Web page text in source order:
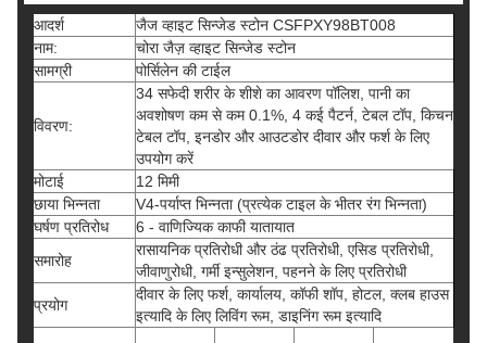
आदर्श
जैज व्हाइट सिन्जेड स्टोन CSFPXY98BT008
नाम:
चोरा जैज़ व्हाइट सिन्जेड स्टोन
सामग्री
पोर्सिलेन की टाईल
विवरण:
34 सफेदी शरीर के शीशे का आवरण पॉलिश, पानी का
अवशोषण कम से कम 0.1%, 4 कई पैटर्न, टेबल टॉप, किचन
टेबल टॉप, इनडोर और आउटडोर दीवार और फर्श के लिए
उपयोग करें
मोटाई
12 मिमी
छाया भिन्नता
V4-पर्याप्त भिन्नता (प्रत्येक टाइल के भीतर रंग भिन्नता)
घर्षण प्रतिरोध
6 - वाणिज्यिक काफी यातायात
समारोह
रासायनिक प्रतिरोधी और ठंढ प्रतिरोधी, एसिड प्रतिरोधी,
जीवाणुरोधी, गर्मी इन्सुलेशन, पहनने के लिए प्रतिरोधी
प्रयोग
दीवार के लिए फर्श, कार्यालय, कॉफी शॉप, होटल, क्लब हाउस
इत्यादि के लिए लिविंग रूम, डाइनिंग रूम इत्यादि